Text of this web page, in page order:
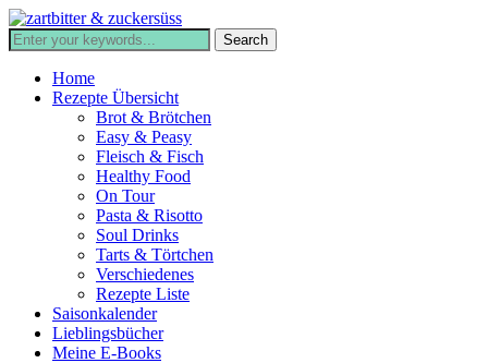
Home
Rezepte Übersicht
Brot & Brötchen
Easy & Peasy
Fleisch & Fisch
Healthy Food
On Tour
Pasta & Risotto
Soul Drinks
Tarts & Törtchen
Verschiedenes
Rezepte Liste
Saisonkalender
Lieblingsbücher
Meine E-Books